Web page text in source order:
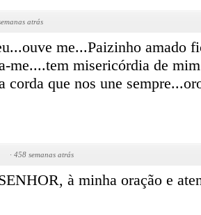
atrás
me...Paizinho amado
me....tem misericórdia de
corda que nos une
· 458 semanas atrás
à minha oração e